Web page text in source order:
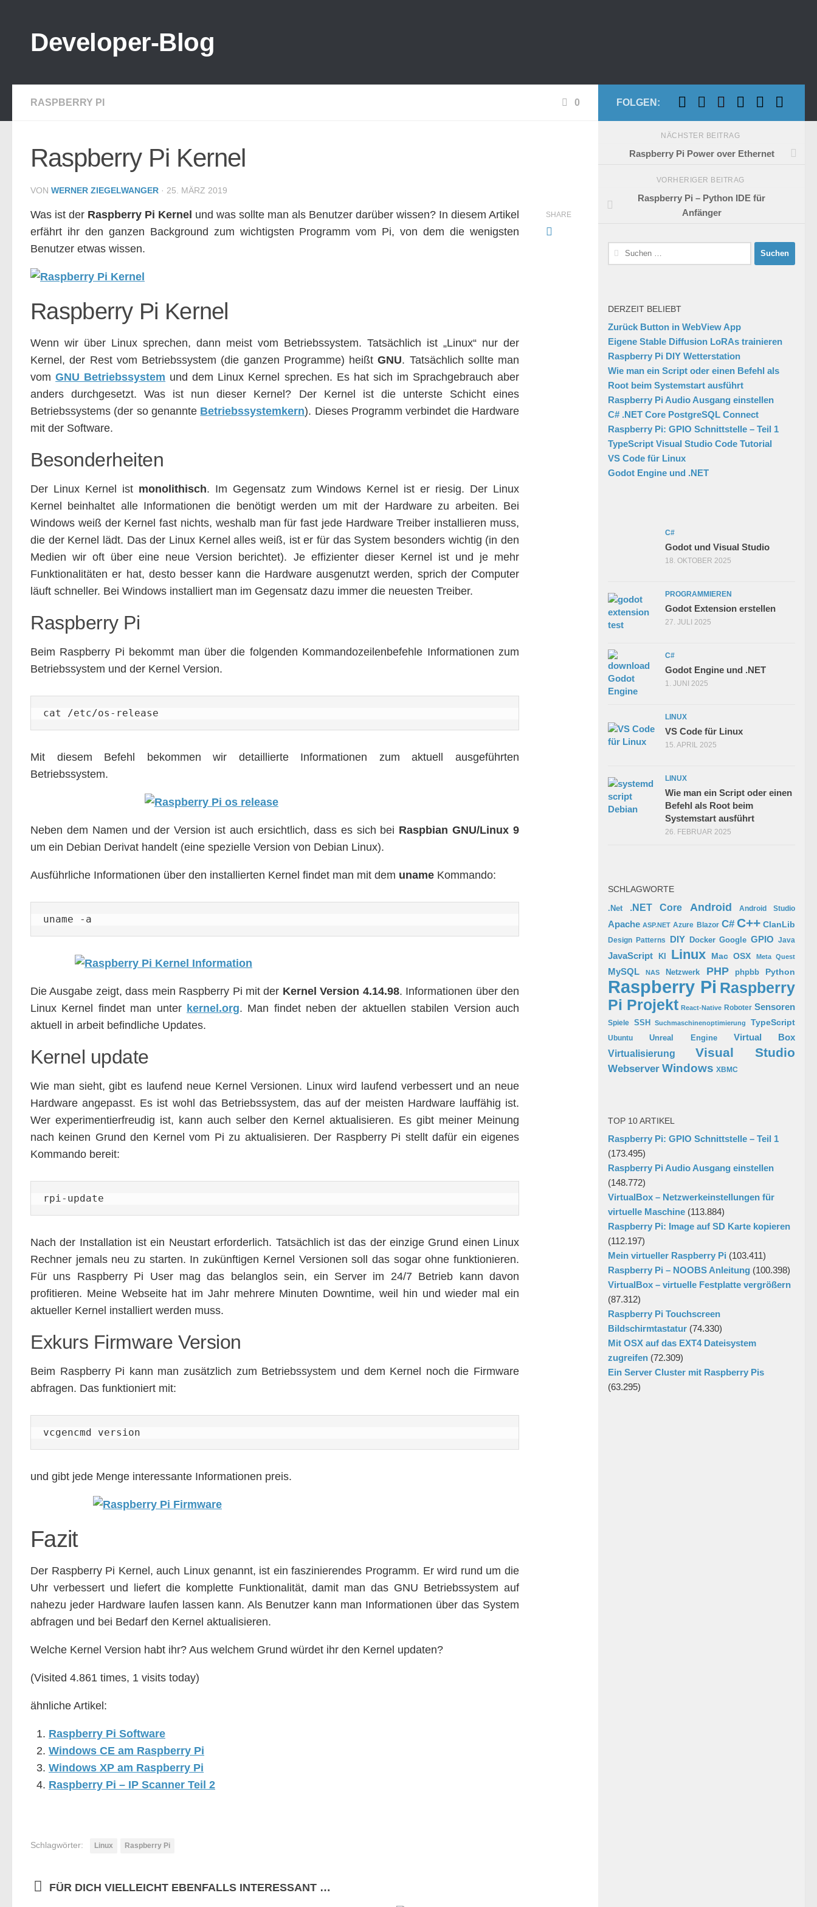
Developer-Blog
RASPBERRY PI 0
Raspberry Pi Kernel
VON WERNER ZIEGELWANGER · 25. MÄRZ 2019
Was ist der Raspberry Pi Kernel und was sollte man als Benutzer darüber wissen? In diesem Artikel
erfährt ihr den ganzen Background zum wichtigsten Programm vom Pi, von dem die wenigsten
Benutzer etwas wissen.
Raspberry Pi Kernel
Wenn wir über Linux sprechen, dann meist vom Betriebssystem. Tatsächlich ist „Linux“ nur der
Kernel, der Rest vom Betriebssystem (die ganzen Programme) heißtGNU. Tatsächlich sollte man
vomGNU Betriebssystem und dem Linux Kernel sprechen. Es hat sich im Sprachgebrauch aber
anders durchgesetzt. Was ist nun dieser Kernel? Der Kernel ist die unterste Schicht eines
Betriebssystems (der so genannte Betriebssystemkern). Dieses Programm verbindet die Hardware
mit der Software.
Besonderheiten
Der Linux Kernel ist monolithisch. Im Gegensatz zum Windows Kernel ist er riesig. Der Linux
Kernel beinhaltet alle Informationen die benötigt werden um mit der Hardware zu arbeiten. Bei
Windows weiß der Kernel fast nichts, weshalb man für fast jede Hardware Treiber installieren muss,
die der Kernel lädt. Das der Linux Kernel alles weiß, ist er für das System besonders wichtig (in den
Medien wir oft über eine neue Version berichtet). Je effizienter dieser Kernel ist und je mehr
Funktionalitäten er hat, desto besser kann die Hardware ausgenutzt werden, sprich der Computer
läuft schneller. Bei Windows installiert man im Gegensatz dazu immer die neuesten Treiber.
Raspberry Pi
Beim Raspberry Pi bekommt man über die folgenden Kommandozeilenbefehle Informationen zum
Betriebssystem und der Kernel Version.
cat /etc/os-release
Mit diesem Befehl bekommen wir detaillierte Informationen zum aktuell ausgeführten
Betriebssystem.
Neben dem Namen und der Version ist auch ersichtlich, dass es sich bei Raspbian GNU/Linux 9
um ein Debian Derivat handelt (eine spezielle Version von Debian Linux).
Ausführliche Informationen über den installierten Kernel findet man mit dem uname Kommando:
uname -a
Die Ausgabe zeigt, dass mein Raspberry Pi mit der Kernel Version 4.14.98. Informationen über den
Linux Kernel findet man unter kernel.org. Man findet neben der aktuellen stabilen Version auch
aktuell in arbeit befindliche Updates.
Kernel update
Wie man sieht, gibt es laufend neue Kernel Versionen. Linux wird laufend verbessert und an neue
Hardware angepasst. Es ist wohl das Betriebssystem, das auf der meisten Hardware lauffähig ist.
Wer experimentierfreudig ist, kann auch selber den Kernel aktualisieren. Es gibt meiner Meinung
nach keinen Grund den Kernel vom Pi zu aktualisieren. Der Raspberry Pi stellt dafür ein eigenes
Kommando bereit:
rpi-update
Nach der Installation ist ein Neustart erforderlich. Tatsächlich ist das der einzige Grund einen Linux
Rechner jemals neu zu starten. In zukünftigen Kernel Versionen soll das sogar ohne funktionieren.
Für uns Raspberry Pi User mag das belanglos sein, ein Server im 24/7 Betrieb kann davon
profitieren. Meine Webseite hat im Jahr mehrere Minuten Downtime, weil hin und wieder mal ein
aktueller Kernel installiert werden muss.
Exkurs Firmware Version
Beim Raspberry Pi kann man zusätzlich zum Betriebssystem und dem Kernel noch die Firmware
abfragen. Das funktioniert mit:
vcgencmd version
und gibt jede Menge interessante Informationen preis.
Fazit
Der Raspberry Pi Kernel, auch Linux genannt, ist ein faszinierendes Programm. Er wird rund um die
Uhr verbessert und liefert die komplette Funktionalität, damit man das GNU Betriebssystem auf
nahezu jeder Hardware laufen lassen kann. Als Benutzer kann man Informationen über das System
abfragen und bei Bedarf den Kernel aktualisieren.
Welche Kernel Version habt ihr? Aus welchem Grund würdet ihr den Kernel updaten?
(Visited 4.861 times, 1 visits today)
ähnliche Artikel:
Raspberry Pi Software
Windows CE am Raspberry Pi
Windows XP am Raspberry Pi
Raspberry Pi – IP Scanner Teil 2
SHARE
Schlagwörter: Linux Raspberry Pi
FÜR DICH VIELLEICHT EBENFALLS INTERESSANT …
FOLGEN:
NÄCHSTER BEITRAG
Raspberry Pi Power over Ethernet
VORHERIGER BEITRAG
Raspberry Pi – Python IDE für
Anfänger
Suchen
nach:
DERZEIT BELIEBT
Zurück Button in WebView App
Eigene Stable Diffusion LoRAs trainieren
Raspberry Pi DIY Wetterstation
Wie man ein Script oder einen Befehl als
Root beim Systemstart ausführt
Raspberry Pi Audio Ausgang einstellen
C# .NET Core PostgreSQL Connect
Raspberry Pi: GPIO Schnittstelle – Teil 1
TypeScript Visual Studio Code Tutorial
VS Code für Linux
Godot Engine und .NET
C#
Godot und Visual Studio
18. OKTOBER 2025
PROGRAMMIEREN
Godot Extension erstellen
27. JULI 2025
C#
Godot Engine und .NET
1. JUNI 2025
LINUX
VS Code für Linux
15. APRIL 2025
LINUX
Wie man ein Script oder einen
Befehl als Root beim
Systemstart ausführt
26. FEBRUAR 2025
SCHLAGWORTE
.Net .NET Core Android Android Studio
Apache ASP.NET Azure Blazor C# C++ ClanLib
Design Patterns DIY Docker Google GPIO Java
JavaScript KI Linux Mac OSX Meta Quest
MySQL NAS Netzwerk PHP phpbb Python
Raspberry Pi Raspberry
Pi Projekt React-Native Roboter Sensoren
Spiele SSH Suchmaschinenoptimierung TypeScript
Ubuntu Unreal Engine
Virtual Box
Virtualisierung
Visual Studio
Webserver Windows XBMC
TOP 10 ARTIKEL
Raspberry Pi: GPIO Schnittstelle – Teil 1
(173.495)
Raspberry Pi Audio Ausgang einstellen
(148.772)
VirtualBox – Netzwerkeinstellungen für
virtuelle Maschine (113.884)
Raspberry Pi: Image auf SD Karte kopieren
(112.197)
Mein virtueller Raspberry Pi (103.411)
Raspberry Pi – NOOBS Anleitung (100.398)
VirtualBox – virtuelle Festplatte vergrößern
(87.312)
Raspberry Pi Touchscreen
Bildschirmtastatur (74.330)
Mit OSX auf das EXT4 Dateisystem
zugreifen (72.309)
Ein Server Cluster mit Raspberry Pis
(63.295)